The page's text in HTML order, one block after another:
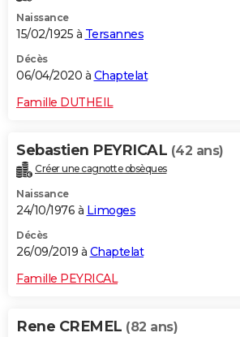
Naissance
15/02/1925 à Tersannes
Décès
06/04/2020 à Chaptelat
Famille DUTHEIL
Sebastien PEYRICAL (42 ans)
Créer une cagnotte obsèques
Naissance
24/10/1976 à Limoges
Décès
26/09/2019 à Chaptelat
Famille PEYRICAL
Rene CREMEL (82 ans)